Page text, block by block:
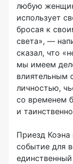
любую
использует
бросая к
света», —
сказал, что
мы имеем
влиятельным
личностью,
со временем
и
Приезд
событие для